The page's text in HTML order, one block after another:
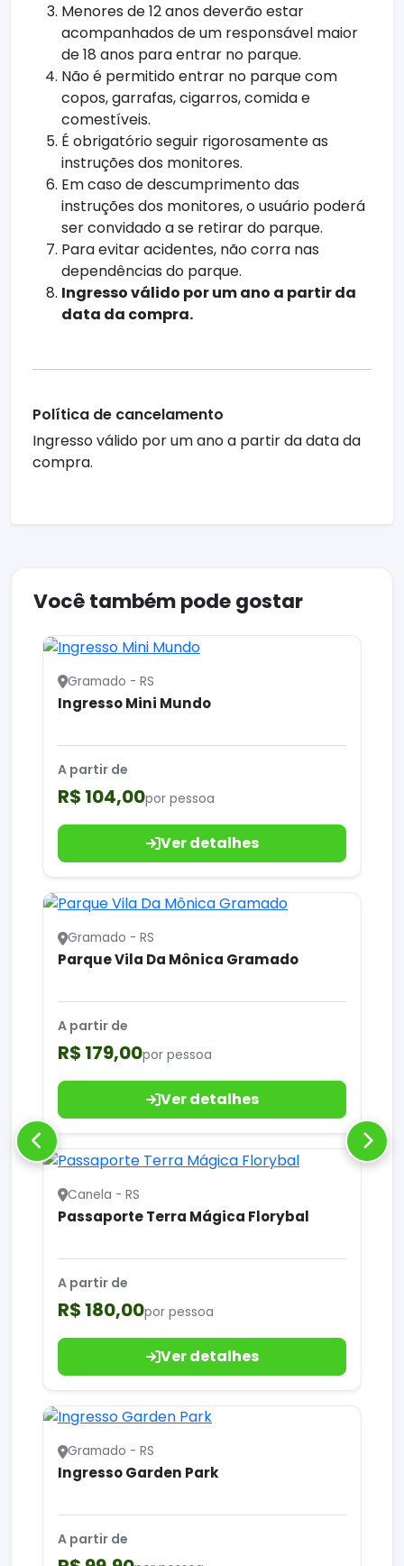
Menores de 12 anos deverão estar
acompanhados de um responsável maior
de 18 anos para entrar no parque.
Não é permitido entrar no parque com
copos, garrafas, cigarros, comida e
comestíveis.
É obrigatório seguir rigorosamente as
instruções dos monitores.
Em caso de descumprimento das
instruções dos monitores, o usuário poderá
ser convidado a se retirar do parque.
Para evitar acidentes, não corra nas
dependências do parque.
Ingresso válido por um ano a partir da
data da compra.
Política de cancelamento
Ingresso válido por um ano a partir da data da
compra.
Você também pode gostar
Gramado - RS
Ingresso Mini Mundo
A partir de
R$ 104,00por pessoa
Ver detalhes
Gramado - RS
Parque Vila Da Mônica Gramado
A partir de
R$ 179,00por pessoa
Ver detalhes
Canela - RS
Passaporte Terra Mágica Florybal
A partir de
R$ 180,00por pessoa
Ver detalhes
Gramado - RS
Ingresso Garden Park
A partir de